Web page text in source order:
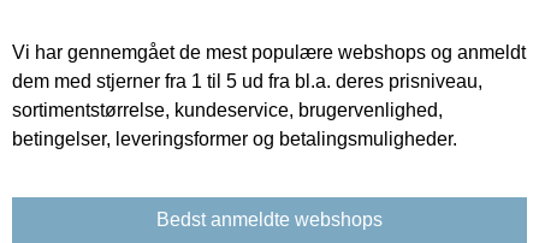
Vi har gennemgået de mest populære webshops og anmeldt
dem med stjerner fra 1 til 5 ud fra bl.a. deres prisniveau,
sortimentstørrelse, kundeservice, brugervenlighed,
betingelser, leveringsformer og betalingsmuligheder.
Bedst anmeldte webshops